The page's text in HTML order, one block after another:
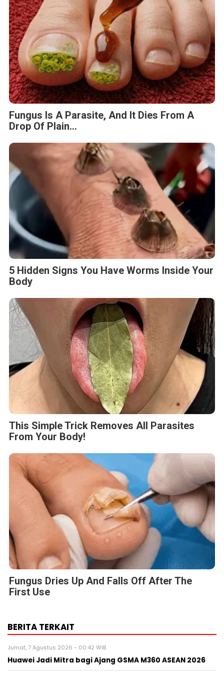
Fungus Is A Parasite, And It Dies From A
Drop Of Plain...
5 Hidden Signs You Have Worms Inside Your
Body
This Simple Trick Removes All Parasites
From Your Body!
Fungus Dries Up And Falls Off After The
First Use
BERITA TERKAIT
Jumat, 7 Agustus 2026 - 00:42 WIB
Huawei Jadi Mitra bagi Ajang GSMA M360 ASEAN 2026